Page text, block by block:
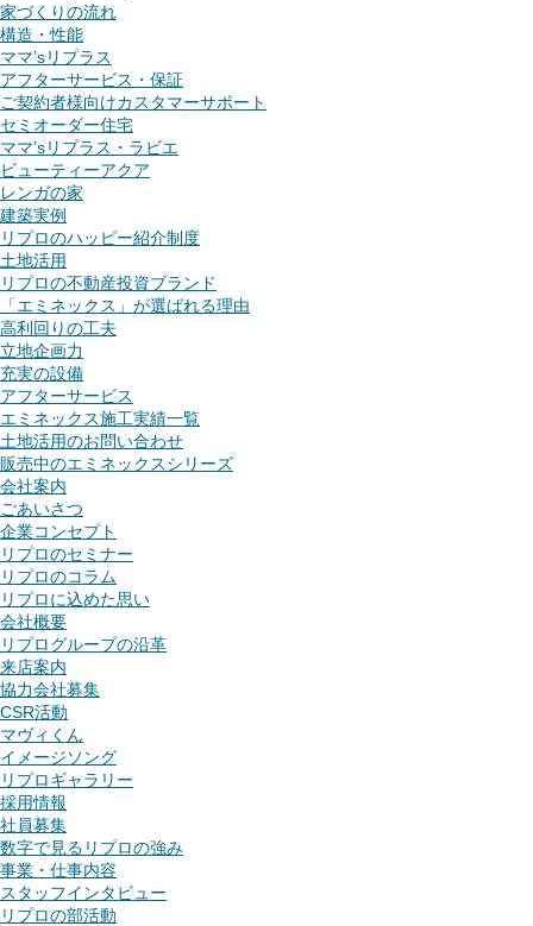
家づくりの流れ
構造・性能
ママ’sリプラス
アフターサービス・保証
ご契約者様向けカスタマーサポート
セミオーダー住宅
ママ’sリプラス・ラビエ
ビューティーアクア
レンガの家
建築実例
リプロのハッピー紹介制度
土地活用
リプロの不動産投資ブランド
「エミネックス」が選ばれる理由
高利回りの工夫
立地企画力
充実の設備
アフターサービス
エミネックス施工実績一覧
土地活用のお問い合わせ
販売中のエミネックスシリーズ
会社案内
ごあいさつ
企業コンセプト
リプロのセミナー
リプロのコラム
リプロに込めた思い
会社概要
リプログループの沿革
来店案内
協力会社募集
CSR活動
マヴィくん
イメージソング
リプロギャラリー
採用情報
社員募集
数字で見るリプロの強み
事業・仕事内容
スタッフインタビュー
リプロの部活動